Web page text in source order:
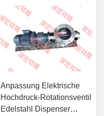
Anpassung Elektrische
Hochdruck-Rotationsventil
Edelstahl Dispenser